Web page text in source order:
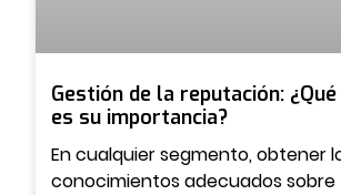
Gestión de la reputación:
es su importancia?
En cualquier segmento, obtener
conocimientos adecuados sobre